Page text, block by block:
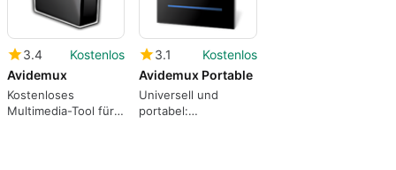
3.4
Kostenlos
Avidemux
Kostenloses
Multimedia-Tool für
3.1
Kostenlos
Avidemux Portable
Universell und
portabel: